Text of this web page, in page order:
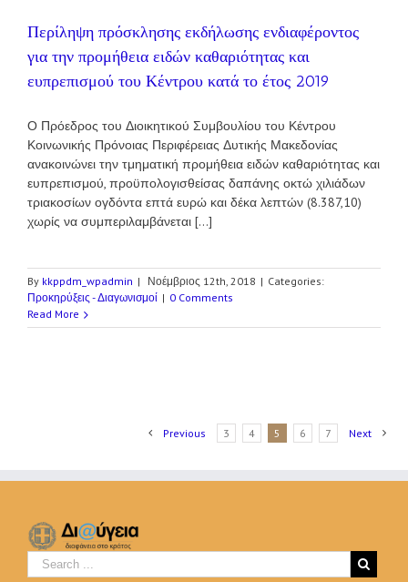
Περίληψη πρόσκλησης εκδήλωσης ενδιαφέροντος
για την προμήθεια ειδών καθαριότητας και
ευπρεπισμού του Κέντρου κατά το έτος 2019
Ο Πρόεδρος του Διοικητικού Συμβουλίου του Κέντρου
Κοινωνικής Πρόνοιας Περιφέρειας Δυτικής Μακεδονίας
ανακοινώνει την τμηματική προμήθεια ειδών καθαριότητας και
ευπρεπισμού, προϋπολογισθείσας δαπάνης οκτώ χιλιάδων
τριακοσίων ογδόντα επτά ευρώ και δέκα λεπτών (8.387,10)
χωρίς να συμπεριλαμβάνεται [...]
By kkppdm_wpadmin | Νοέμβριος 12th, 2018 | Categories:
Προκηρύξεις - Διαγωνισμοί | 0 Comments
Read More
Previous 3 4 5 6 7 Next